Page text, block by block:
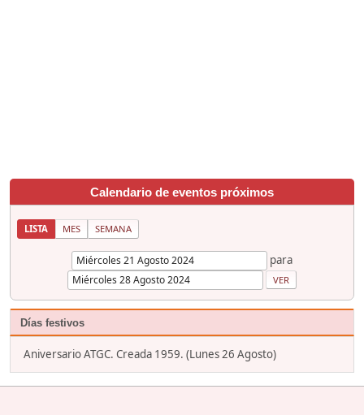
Calendario de eventos próximos
LISTA MES SEMANA
para
Días festivos
Aniversario ATGC. Creada 1959. (Lunes 26 Agosto)